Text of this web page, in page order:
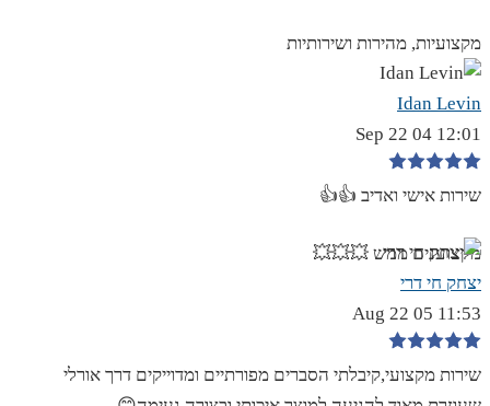
מקצועיות, מהירות ושירותיות
Idan Levin
12:01 04 Sep 22
שירות אישי ואדיב 👍👍
מקצוענים ממש 💥💥💥
יצחק חי דרי
11:53 05 Aug 22
שירות מקצועי,קיבלתי הסברים מפורתיים ומדוייקים דרך אורלי